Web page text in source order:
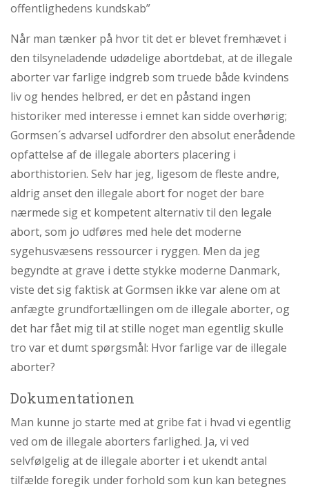
offentlighedens kundskab”
Når man tænker på hvor tit det er blevet fremhævet i
den tilsyneladende udødelige abortdebat, at de illegale
aborter var farlige indgreb som truede både kvindens
liv og hendes helbred, er det en påstand ingen
historiker med interesse i emnet kan sidde overhørig;
Gormsen´s advarsel udfordrer den absolut enerådende
opfattelse af de illegale aborters placering i
aborthistorien. Selv har jeg, ligesom de fleste andre,
aldrig anset den illegale abort for noget der bare
nærmede sig et kompetent alternativ til den legale
abort, som jo udføres med hele det moderne
sygehusvæsens ressourcer i ryggen. Men da jeg
begyndte at grave i dette stykke moderne Danmark,
viste det sig faktisk at Gormsen ikke var alene om at
anfægte grundfortællingen om de illegale aborter, og
det har fået mig til at stille noget man egentlig skulle
tro var et dumt spørgsmål: Hvor farlige var de illegale
aborter?
Dokumentationen
Man kunne jo starte med at gribe fat i hvad vi egentlig
ved om de illegale aborters farlighed. Ja, vi ved
selvfølgelig at de illegale aborter i et ukendt antal
tilfælde foregik under forhold som kun kan betegnes